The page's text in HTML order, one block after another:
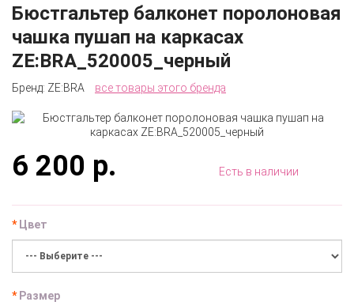
Бюстгальтер балконет поролоновая
чашка пушап на каркасах
ZE:BRA_520005_черный
Бренд: ZE:BRA все товары этого бренда
6 200 р. Есть в наличии
Цвет
Размер